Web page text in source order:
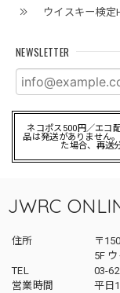
ウイスキー検定
NEWSLETTER
ネコポス500円／エコ
品は発送がありません
た場合、再送
JWRC
住所
〒
5F
TEL
03-
営業時間
平日